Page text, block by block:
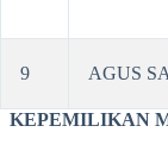
9 AGUS
KEPEMILIKAN